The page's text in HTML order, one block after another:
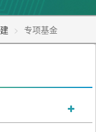
专项基金